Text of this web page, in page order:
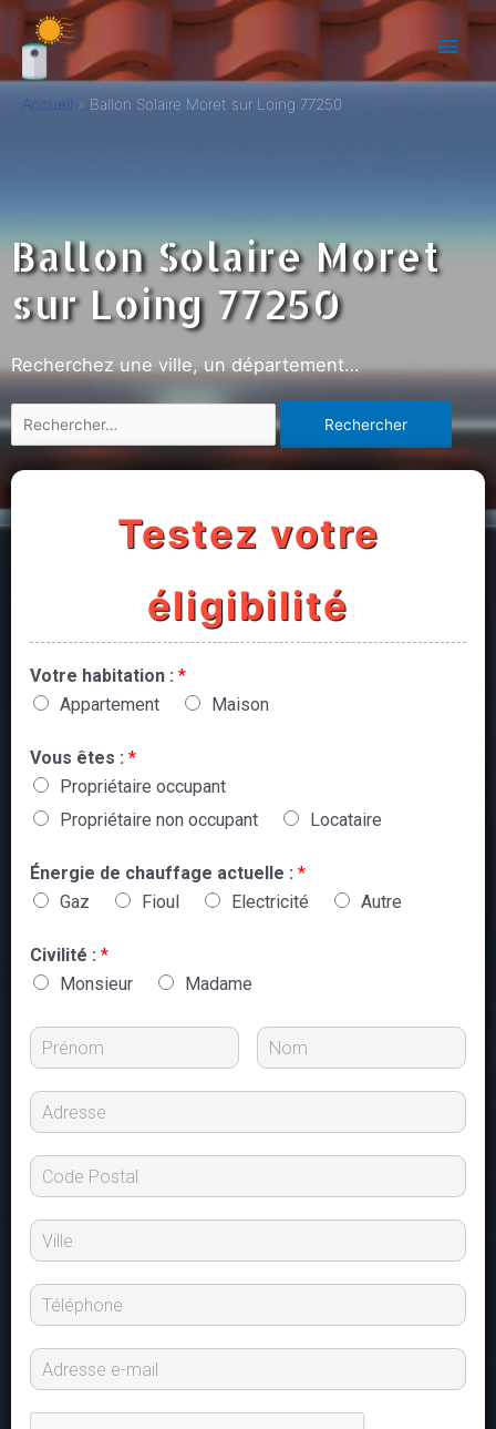
Accueil Ballon Solaire Moret sur Loing 77250
Ballon Solaire Moret
sur Loing 77250
Recherchez une ville, un département…
Testez votre
éligibilité
Votre habitation : *
Appartement
Maison
Vous êtes : *
Propriétaire occupant
Propriétaire non occupant
Locataire
Énergie de chauffage actuelle : *
Gaz
Fioul Electricité Autre
Civilité : *
Monsieur
Madame